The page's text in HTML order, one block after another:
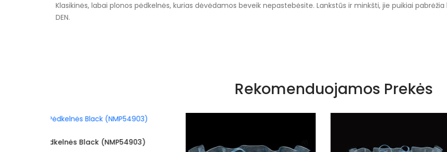
Klasikinės, labai plonos pėdkelnės, kurias dėvėdamos beveik nepastebėsite. Lankstūs ir minkšti, jie puikiai
DEN.
Rekomenduojamos Prekės